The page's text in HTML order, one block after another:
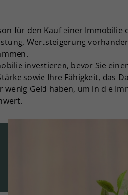
für den Kauf einer
Wertsteigerung
investieren, bevor Sie
sowie Ihre Fähigkeit, das
Geld haben, um in die